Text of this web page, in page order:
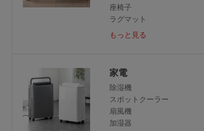
座椅子
ラグマット
もっと見る
家電
除湿機
スポットクーラー
扇風機
加湿器